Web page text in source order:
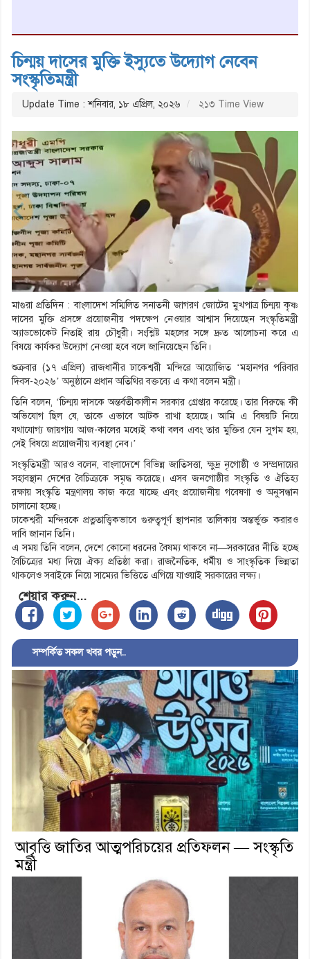
চিন্ময় দাসের মুক্তি ইস্যুতে উদ্যোগ নেবেন
সংস্কৃতিমন্ত্রী
Update Time : শনিবার, ১৮ এপ্রিল, ২০২৬ ২১৩ Time View
মাগুরা প্রতিদিন : বাংলাদেশ সম্মিলিত সনাতনী জাগরণ জোটের মুখপাত্র চিন্ময় কৃষ্ণ
দাসের মুক্তি প্রসঙ্গে প্রয়োজনীয় পদক্ষেপ নেওয়ার আশ্বাস দিয়েছেন সংস্কৃতিমন্ত্রী
অ্যাডভোকেট নিতাই রায় চৌধুরী। সংশ্লিষ্ট মহলের সঙ্গে দ্রুত আলোচনা করে এ
বিষয়ে কার্যকর উদ্যোগ নেওয়া হবে বলে জানিয়েছেন তিনি।
শুক্রবার (১৭ এপ্রিল) রাজধানীর ঢাকেশ্বরী মন্দিরে আয়োজিত ‘মহানগর পরিবার
দিবস-২০২৬’ অনুষ্ঠানে প্রধান অতিথির বক্তব্যে এ কথা বলেন মন্ত্রী।
তিনি বলেন, ‘চিন্ময় দাসকে অন্তর্বতীকালীন সরকার গ্রেপ্তার করেছে। তার বিরুদ্ধে কী
অভিযোগ ছিল যে, তাকে এভাবে আটক রাখা হয়েছে। আমি এ বিষয়টি নিয়ে
যথাযোগ্য জায়গায় আজ-কালের মধ্যেই কথা বলব এবং তার মুক্তির যেন সুগম হয়,
সেই বিষয়ে প্রয়োজনীয় ব্যবস্থা নেব।’
সংস্কৃতিমন্ত্রী আরও বলেন, বাংলাদেশে বিভিন্ন জাতিসত্তা, ক্ষুদ্র নৃগোষ্ঠী ও সম্প্রদায়ের
সহাবস্থান দেশের বৈচিত্র্যকে সমৃদ্ধ করেছে। এসব জনগোষ্ঠীর সংস্কৃতি ও ঐতিহ্য
রক্ষায় সংস্কৃতি মন্ত্রণালয় কাজ করে যাচ্ছে এবং প্রয়োজনীয় গবেষণা ও অনুসন্ধান
চালানো হচ্ছে।
ঢাকেশ্বরী মন্দিরকে প্রত্নতাত্ত্বিকভাবে গুরুত্বপূর্ণ স্থাপনার তালিকায় অন্তর্ভুক্ত করারও
দাবি জানান তিনি।
এ সময় তিনি বলেন, দেশে কোনো ধরনের বৈষম্য থাকবে না—সরকারের নীতি হচ্ছে
বৈচিত্র্যের মধ্য দিয়ে ঐক্য প্রতিষ্ঠা করা। রাজনৈতিক, ধর্মীয় ও সাংস্কৃতিক ভিন্নতা
থাকলেও সবাইকে নিয়ে সাম্যের ভিত্তিতে এগিয়ে যাওয়াই সরকারের লক্ষ্য।
শেয়ার করুন...
সম্পর্কিত সকল খবর পড়ুন..
আবৃত্তি জাতির আত্মপরিচয়ের প্রতিফলন — সংস্কৃতি
মন্ত্রী